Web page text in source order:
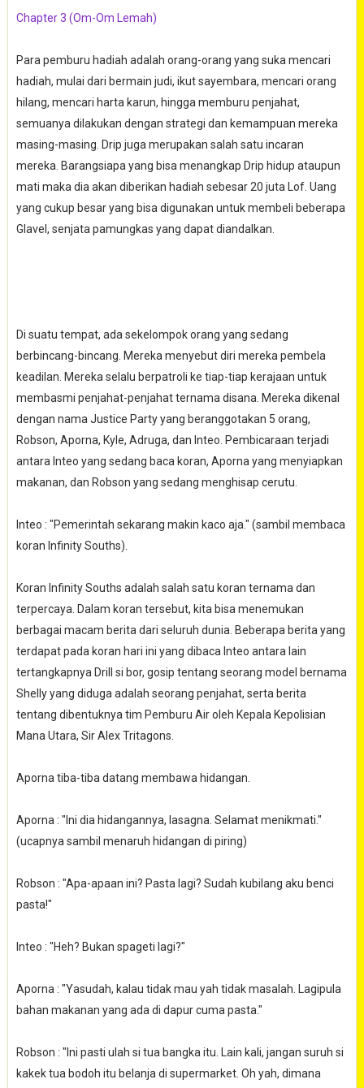
Chapter 3 (Om-Om Lemah)
Para pemburu hadiah adalah orang-orang yang suka mencari
hadiah, mulai dari bermain judi, ikut sayembara, mencari orang
hilang, mencari harta karun, hingga memburu penjahat,
semuanya dilakukan dengan strategi dan kemampuan mereka
masing-masing. Drip juga merupakan salah satu incaran
mereka. Barangsiapa yang bisa menangkap Drip hidup ataupun
mati maka dia akan diberikan hadiah sebesar 20 juta Lof. Uang
yang cukup besar yang bisa digunakan untuk membeli beberapa
Glavel, senjata pamungkas yang dapat diandalkan.
Di suatu tempat, ada sekelompok orang yang sedang
berbincang-bincang. Mereka menyebut diri mereka pembela
keadilan. Mereka selalu berpatroli ke tiap-tiap kerajaan untuk
membasmi penjahat-penjahat ternama disana. Mereka dikenal
dengan nama Justice Party yang beranggotakan 5 orang,
Robson, Aporna, Kyle, Adruga, dan Inteo. Pembicaraan terjadi
antara Inteo yang sedang baca koran, Aporna yang menyiapkan
makanan, dan Robson yang sedang menghisap cerutu.
Inteo : "Pemerintah sekarang makin kaco aja." (sambil membaca
koran Infinity Souths).
Koran Infinity Souths adalah salah satu koran ternama dan
terpercaya. Dalam koran tersebut, kita bisa menemukan
berbagai macam berita dari seluruh dunia. Beberapa berita yang
terdapat pada koran hari ini yang dibaca Inteo antara lain
tertangkapnya Drill si bor, gosip tentang seorang model bernama
Shelly yang diduga adalah seorang penjahat, serta berita
tentang dibentuknya tim Pemburu Air oleh Kepala Kepolisian
Mana Utara, Sir Alex Tritagons.
Aporna tiba-tiba datang membawa hidangan.
Aporna : "Ini dia hidangannya, lasagna. Selamat menikmati."
(ucapnya sambil menaruh hidangan di piring)
Robson : "Apa-apaan ini? Pasta lagi? Sudah kubilang aku benci
pasta!"
Inteo : "Heh? Bukan spageti lagi?"
Aporna : "Yasudah, kalau tidak mau yah tidak masalah. Lagipula
bahan makanan yang ada di dapur cuma pasta."
Robson : "Ini pasti ulah si tua bangka itu. Lain kali, jangan suruh si
kakek tua bodoh itu belanja di supermarket. Oh yah, dimana